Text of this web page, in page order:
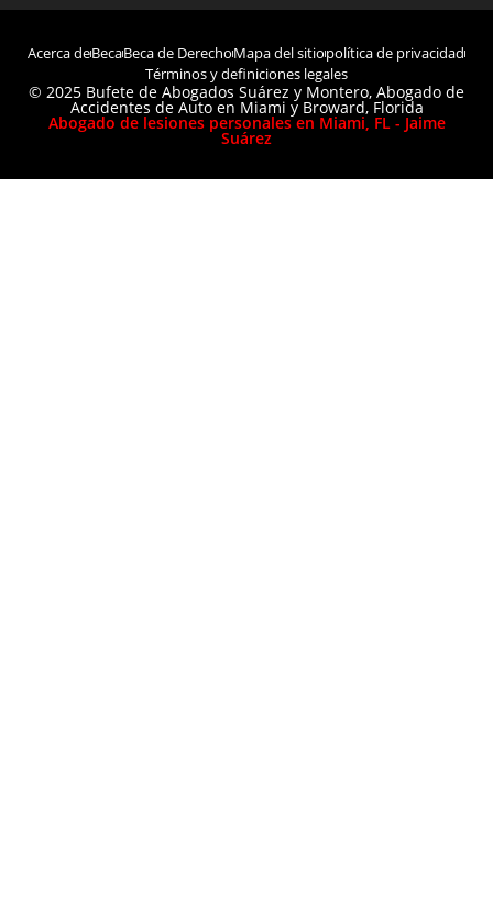
Acerca deBecaBeca de DerechoMapa del sitiopolítica de privacidad
Términos y definiciones legales
© 2025 Bufete de Abogados Suárez y Montero, Abogado de
Accidentes de Auto en Miami y Broward, Florida
Abogado de lesiones personales en Miami, FL - Jaime
Suárez